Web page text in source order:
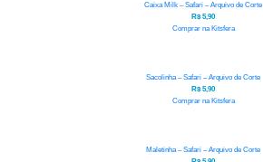
Caixa Milk – Safari – Arquivo de Corte
R$5,90
Comprar na Kitsfera
Sacolinha – Safari – Arquivo de Corte
R$5,90
Comprar na Kitsfera
Maletinha – Safari – Arquivo de Corte